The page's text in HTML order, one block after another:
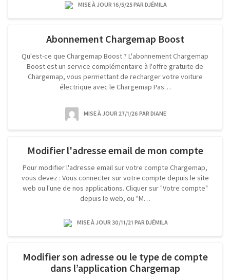
MISE À JOUR 16/5/25PAR DJÉMILA
Abonnement Chargemap Boost
Qu'est-ce que Chargemap Boost ? L'abonnement Chargemap
Boost est un service complémentaire à l'offre gratuite de
Chargemap, vous permettant de recharger votre voiture
électrique avec le Chargemap Pas…
MISE À JOUR 27/1/26 PAR DIANE
Modifier l'adresse email de mon compte
Pour modifier l'adresse email sur votre compte Chargemap,
vous devez : Vous connecter sur votre compte depuis le site
web ou l'une de nos applications. Cliquer sur "Votre compte"
depuis le web, ou "M…
MISE À JOUR 30/11/21 PAR DJÉMILA
Modifier son adresse ou le type de compte
dans l’application Chargemap